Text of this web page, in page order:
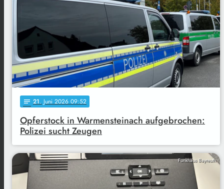
notes 21. Juni 2026 09:52
Opferstock in Warmensteinach aufgebrochen:
Polizei sucht Zeugen
Funkhaus Bayreuth